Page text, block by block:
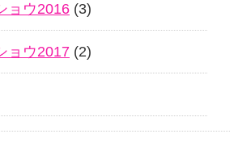
ョウ2016 (3)
ョウ2017 (2)